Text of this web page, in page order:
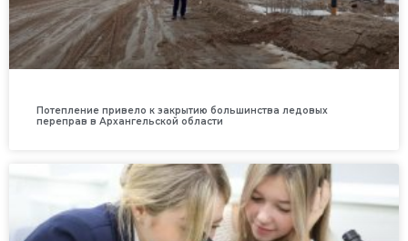
Потепление привело к закрытию большинства ледовых
переправ в Архангельской области